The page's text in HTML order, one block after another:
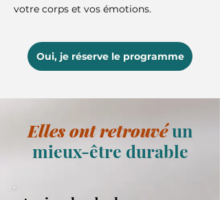
votre corps et vos émotions.
Oui, je réserve le programme
Elles ont retrouvéun
mieux-être durable